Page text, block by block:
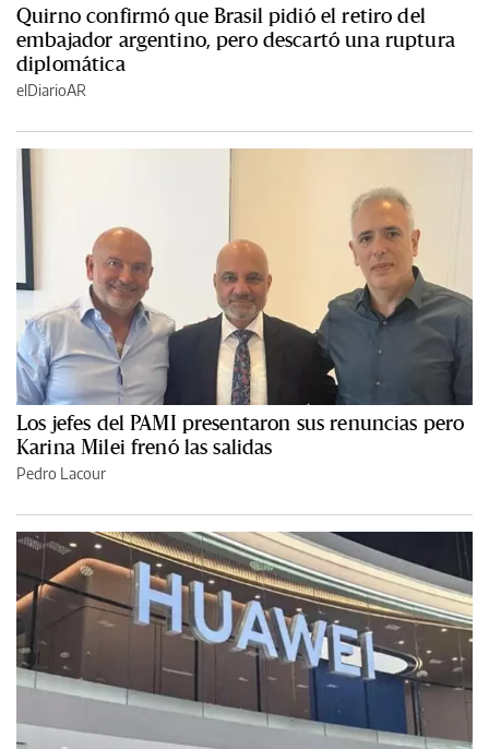
Quirno confirmó que Brasil pidió el retiro del
embajador argentino, pero descartó una ruptura
diplomática
elDiarioAR
Los jefes del PAMI presentaron sus renuncias pero
Karina Milei frenó las salidas
Pedro Lacour